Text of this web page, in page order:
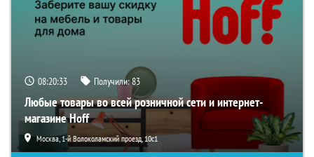
08:20:32 Получили:83
Любые товары во всей розничной сети и интернет-
магазине Hoff
Москва, 1-й Волоколамский проезд, 10с1